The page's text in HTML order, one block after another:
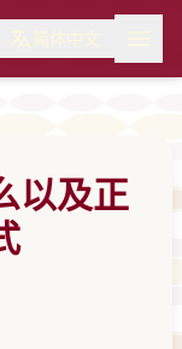
以及正